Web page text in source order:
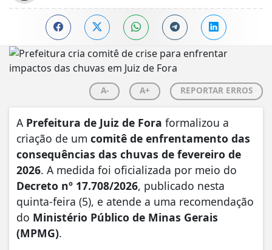
A- A+ REPORTAR ERROS
A Prefeitura de Juiz de Fora formalizou a
criação de um comitê de enfrentamento das
consequências das chuvas de fevereiro de
2026. A medida foi oficializada por meio do
Decreto nº 17.708/2026, publicado nesta
quinta-feira (5), e atende a uma recomendação
do Ministério Público de Minas Gerais
(MPMG).